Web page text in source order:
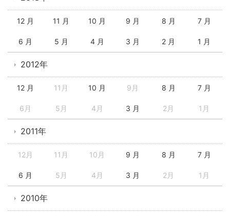
12 月 11 月 10 月 9 月 8 月 7 月
6 月 5 月 4 月 3 月 2 月 1 月
2012年
12 月 11月 10 月 9月 8 月 7 月
6月 5月 4月 3 月 2月 1月
2011年
12月 11月 10月 9 月 8 月 7 月
6 月 5月 4月 3 月 2月 1月
2010年